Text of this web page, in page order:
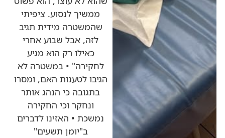
ממשיך לנסוע. ציפיתי
שהמשטרה מידית תגיב
לזה, אבל שבוע אחרי
כאילו רק הוא מגיע
לחקירה" • במשטרה לא
הגיבו לטענות האם, ומסרו
בתגובה כי הנהג אותר
ונחקר וכי החקירה
נמשכת • האזינו לדברים
ב"יומן תשעים"